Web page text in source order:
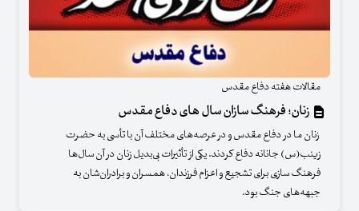
مقالات هفته دفاع مقدس
زنان؛ فرهنگ سازان سال های دفاع مقدس
زنان ما در دفاع مقدس و در عرصه‌های مختلف آن با تأسی به حضرت
زینب(س) جانانه دفاع کردند. یکی از تأثیرات بی‌بدیل زنان در آن سال‌ها
فرهنگ سازی برای تشجیع و اعزام فرزندان، همسران و برادران‌شان به
جبهه‌های جنگ بود.